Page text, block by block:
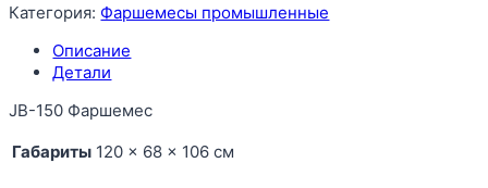
Категория: Фаршемесы промышленные
Описание
Детали
JB-150 Фаршемес
Габариты 120 × 68 × 106 см